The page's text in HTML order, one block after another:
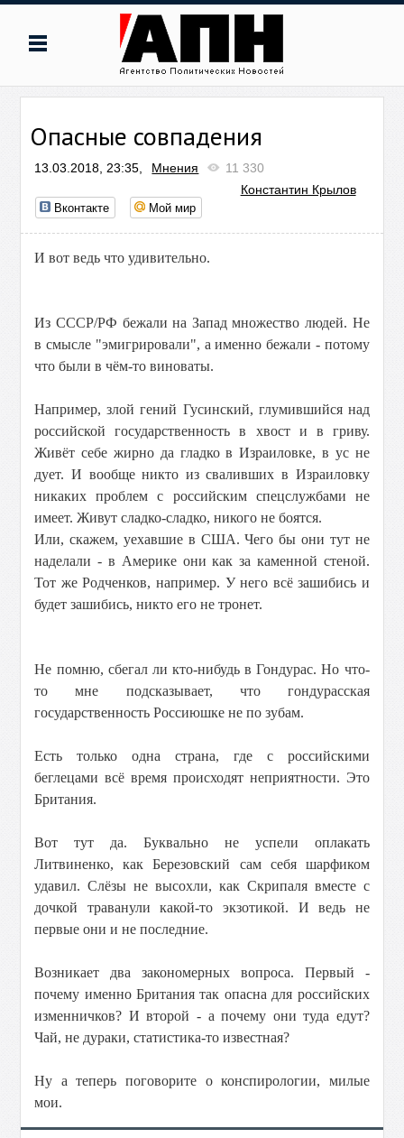
Опасные совпадения
13.03.2018, 23:35, Мнения
11 330
Константин Крылов
Вконтакте Мой мир
И вот ведь что удивительно.
Из СССР/РФ бежали на Запад множество людей. Не
в смысле "эмигрировали", а именно бежали - потому
что были в чём-то виноваты.
Например, злой гений Гусинский, глумившийся над
российской государственность в хвост и в гриву.
Живёт себе жирно да гладко в Израиловке, в ус не
дует. И вообще никто из сваливших в Израиловку
никаких проблем с российским спецслужбами не
имеет. Живут сладко-сладко, никого не боятся.
Или, скажем, уехавшие в США. Чего бы они тут не
наделали - в Америке они как за каменной стеной.
Тот же Родченков, например. У него всё зашибись и
будет зашибись, никто его не тронет.
Не помню, сбегал ли кто-нибудь в Гондурас. Но что-
то мне подсказывает, что гондурасская
государственность Россиюшке не по зубам.
Есть только одна страна, где с российскими
беглецами всё время происходят неприятности. Это
Британия.
Вот тут да. Буквально не успели оплакать
Литвиненко, как Березовский сам себя шарфиком
удавил. Слёзы не высохли, как Скрипаля вместе с
дочкой траванули какой-то экзотикой. И ведь не
первые они и не последние.
Возникает два закономерных вопроса. Первый -
почему именно Британия так опасна для российских
изменничков? И второй - а почему они туда едут?
Чай, не дураки, статистика-то известная?
Ну а теперь поговорите о конспирологии, милые
мои.